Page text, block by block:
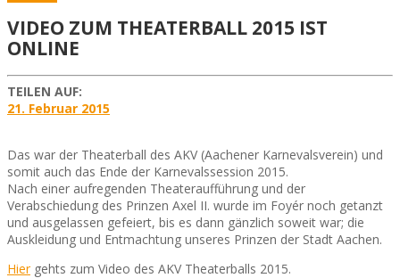
VIDEO ZUM THEATERBALL 2015 IST
ONLINE
TEILEN AUF:
21. Februar 2015
Das war der Theaterball des AKV (Aachener Karnevalsverein) und
somit auch das Ende der Karnevalssession 2015.
Nach einer aufregenden Theateraufführung und der
Verabschiedung des Prinzen Axel II. wurde im Foyér noch getanzt
und ausgelassen gefeiert, bis es dann gänzlich soweit war; die
Auskleidung und Entmachtung unseres Prinzen der Stadt Aachen.
Hiergehts zum Video des AKV Theaterballs 2015.